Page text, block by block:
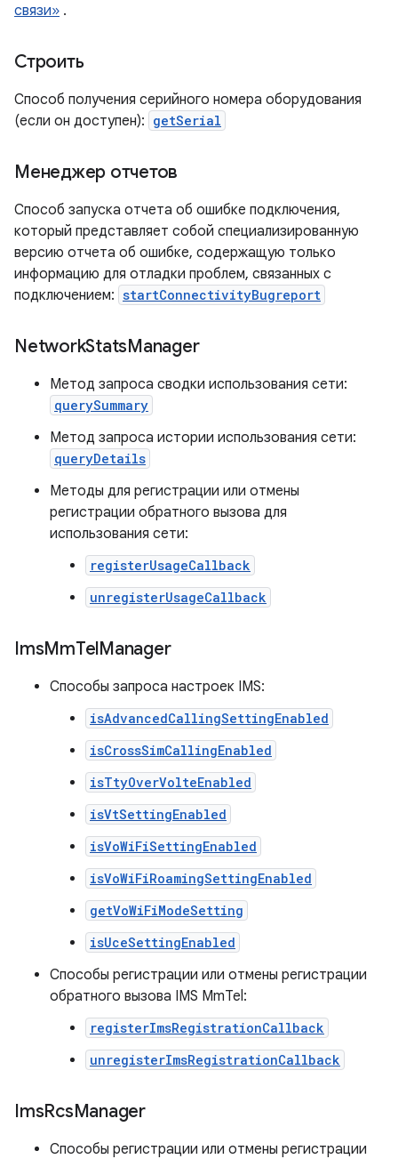
связи» .
Строить
Способ получения серийного номера оборудования
(если он доступен): getSerial
Менеджер отчетов
Способ запуска отчета об ошибке подключения,
который представляет собой специализированную
версию отчета об ошибке, содержащую только
информацию для отладки проблем, связанных с
подключением: startConnectivityBugreport
NetworkStatsManager
Метод запроса сводки использования сети:
querySummary
Метод запроса истории использования сети:
queryDetails
Методы для регистрации или отмены
регистрации обратного вызова для
использования сети:
registerUsageCallback
unregisterUsageCallback
ImsMmTelManager
Способы запроса настроек IMS:
isAdvancedCallingSettingEnabled
isCrossSimCallingEnabled
isTtyOverVolteEnabled
isVtSettingEnabled
isVoWiFiSettingEnabled
isVoWiFiRoamingSettingEnabled
getVoWiFiModeSetting
isUceSettingEnabled
Способы регистрации или отмены регистрации
обратного вызова IMS MmTel:
registerImsRegistrationCallback
unregisterImsRegistrationCallback
ImsRcsManager
Способы регистрации или отмены регистрации